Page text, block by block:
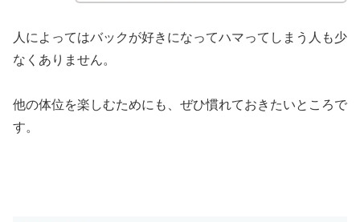
人によってはバックが好きになってハマってしまう人も少
なくありません。
他の体位を楽しむためにも、ぜひ慣れておきたいところで
す。